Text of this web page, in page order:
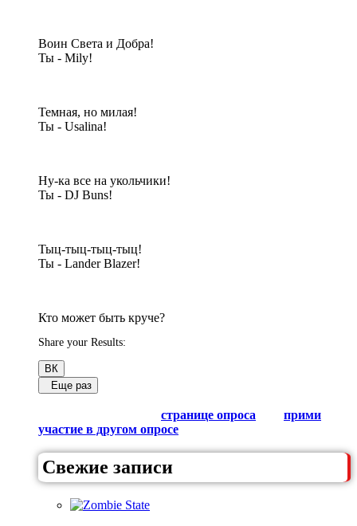
Воин Света и Добра!
Ты - Mily!
Темная, но милая!
Ты - Usalina!
Ну-ка все на укольчики!
Ты - DJ Buns!
Тыц-тыц-тыц-тыц!
Ты - Lander Blazer!
Кто может быть круче?
Share your Results:
ВК
Еще раз
странице опроса
прими
участие в другом опросе
Свежие записи